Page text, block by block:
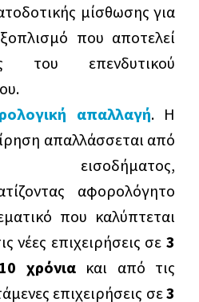
μίσθωσης για
που αποτελεί
του επενδυτικού
απαλλαγή. Η
απαλλάσσεται από
εισοδήματος,
αφορολόγητο
που καλύπτεται
νέες επιχειρήσεις σε 3
χρόνιακαι από τις
επιχειρήσεις σε3